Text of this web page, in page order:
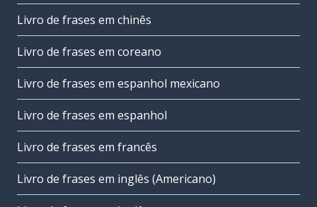
Livro de frases em chinês
Livro de frases em coreano
Livro de frases em espanhol mexicano
Livro de frases em espanhol
Livro de frases em francês
Livro de frases em inglês (Americano)